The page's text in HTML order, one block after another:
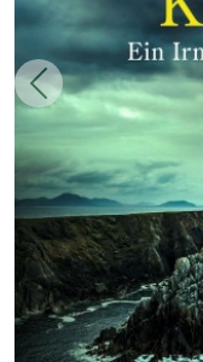
Zurück